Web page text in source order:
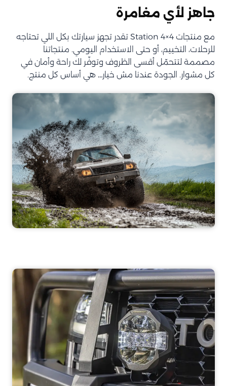
جاهز لأي مغامرة
مع منتجات Station 4×4 تقدر تجهز سيارتك بكل اللي تحتاجه
للرحلات، التخييم، أو حتى الاستخدام اليومي. منتجاتنا
مصممة لتتحمّل أقسى الظروف وتوفّر لك راحة وأمان في
كل مشوار. الجودة عندنا مش خيار… هي أساس كل منتج.